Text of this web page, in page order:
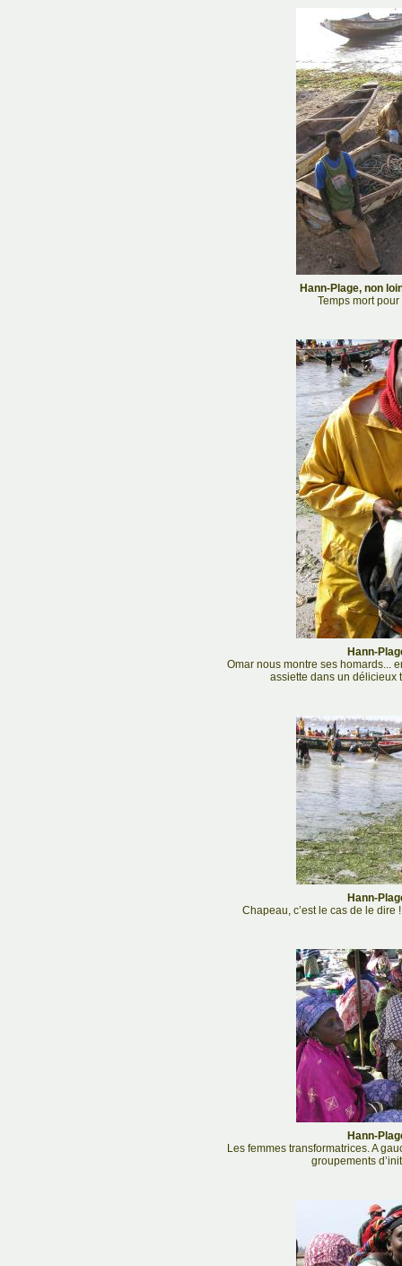
Hann-Plage, non
Temps mort
Hann-
Omar nous montre ses homards...
assiette dans un délicieux
Hann-
Chapeau, c’est le cas de le dire
Hann-
Les femmes transformatrices. A
groupements